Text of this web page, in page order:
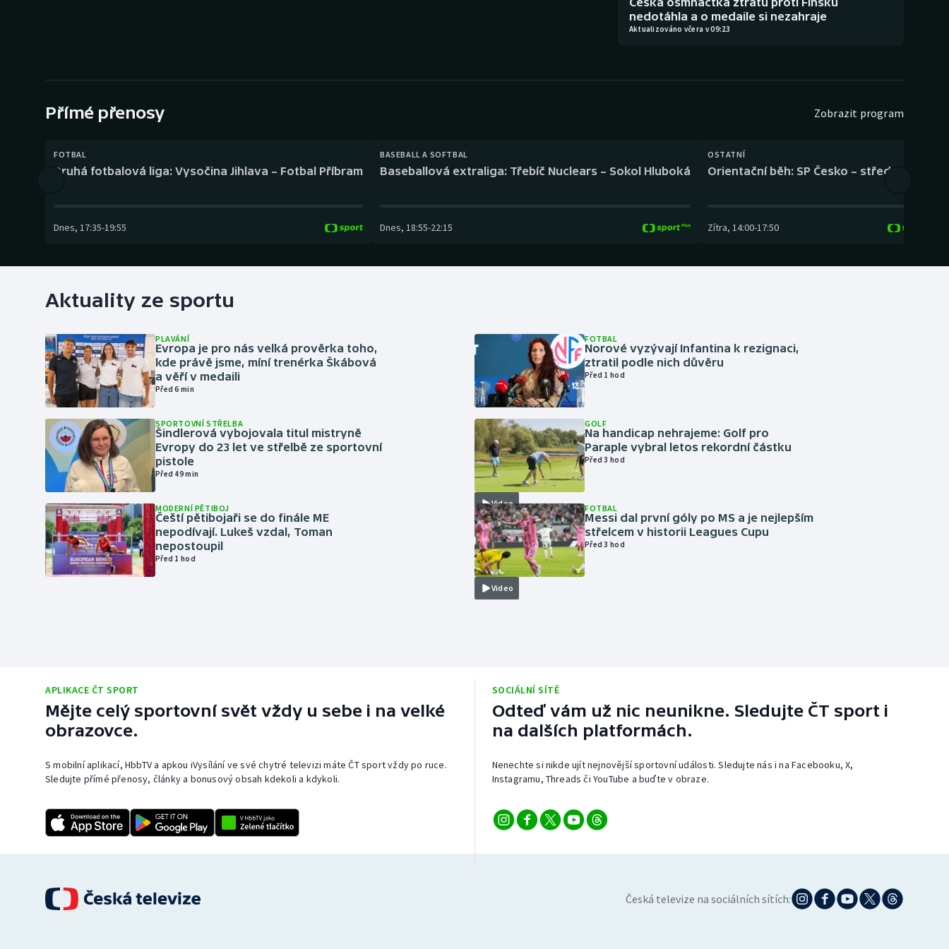
Gymnastika Plážový volejbal
nedotáhla a o medaile si nezahraje
Aktualizováno včera v 09:23
Přímé přenosy Zobrazit program
FOTBAL
Druhá fotbalová liga: Vysočina Jihlava – Fotbal Příbram
Dnes, 17:35-19:55
BASEBALL A SOFTBAL
Baseballová extraliga: Třebíč Nuclears – Sokol Hluboká
Dnes, 18:55-22:15
OSTATNÍ
Orientační běh: SP Česko – střední trať
Zítra, 14:00-17:50
Aktuality ze sportu
PLAVÁNÍ
Evropa je pro nás velká prověrka toho,
kde právě jsme, míní trenérka Škábová
a věří v medaili
Před 6 min
SPORTOVNÍ STŘELBA
Šindlerová vybojovala titul mistryně
Evropy do 23 let ve střelbě ze sportovní
pistole
Před 49 min
MODERNÍ PĚTIBOJ
Čeští pětibojaři se do finále ME
nepodívají. Lukeš vzdal, Toman
nepostoupil
Před 1 hod
FOTBAL
Norové vyzývají Infantina k rezignaci,
ztratil podle nich důvěru
Před 1 hod
Video
GOLF
Na handicap nehrajeme: Golf pro
Paraple vybral letos rekordní částku
Před 3 hod
Video
FOTBAL
Messi dal první góly po MS a je nejlepším
střelcem v historii Leagues Cupu
Před 3 hod
APLIKACE ČT SPORT
Mějte celý sportovní svět vždy u sebe i na velké
obrazovce.
S mobilní aplikací, HbbTV a apkou iVysílání ve své chytré televizi máte ČT sport vždy po ruce.
Sledujte přímé přenosy, články a bonusový obsah kdekoli a kdykoli.
SOCIÁLNÍ SÍTĚ
Odteď vám už nic neunikne. Sledujte ČT sport i
na dalších platformách.
Nenechte si nikde ujít nejnovější sportovní události. Sledujte nás i na Facebooku, X,
Instagramu, Threads či YouTube a buďte v obraze.
Česká televize na sociálních sítích: